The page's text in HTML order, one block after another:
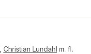
Christian Lundahl m. fl.